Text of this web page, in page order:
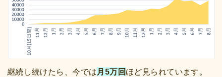
継続し続けたら、今では 月5万回 ほど見られています。